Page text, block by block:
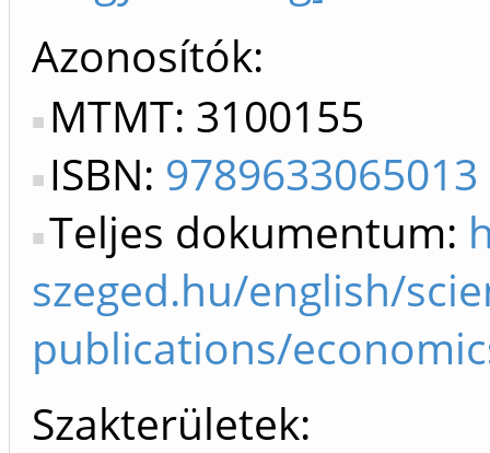
Azonosítók
MTMT: 3100155
ISBN: 9789633065013
Teljes dokumentum:
szeged.hu/english/
publications/
Szakterületek: